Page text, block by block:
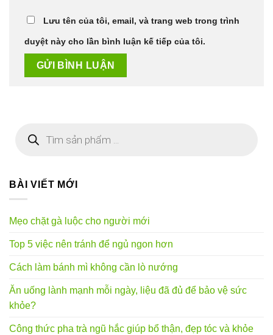
Lưu tên của tôi, email, và trang web trong trình
duyệt này cho lần bình luận kế tiếp của tôi.
kiếm
BÀI VIẾT MỚI
Mẹo chặt gà luộc cho người mới
Top 5 việc nên tránh để ngủ ngon hơn
Cách làm bánh mì không cần lò nướng
Ăn uống lành mạnh mỗi ngày, liệu đã đủ để bảo vệ sức
khỏe?
Công thức pha trà ngũ hắc giúp bổ thận, đẹp tóc và khỏe